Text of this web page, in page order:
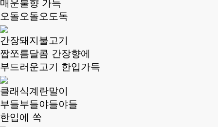
매운불향 가득
오돌오돌오도독
간장돼지불고기
짭쪼름달콤 간장향에
부드러운고기 한입가득
클래식계란말이
부들부들야들야들
한입에 쏙